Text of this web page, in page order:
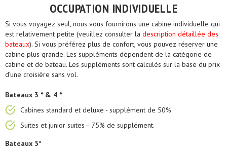
OCCUPATION INDIVIDUELLE
Si vous voyagez seul, nous vous fournirons une cabine individuelle qui
est relativement petite (veuillez consulter la description détaillée des
bateaux). Si vous préférez plus de confort, vous pouvez réserver une
cabine plus grande. Les suppléments dépendent de la catégorie de
cabine et de bateau. Les suppléments sont calculés sur la base du prix
d’une croisière sans vol.
Bateaux 3 * & 4 *
Cabines standard et deluxe - supplément de 50%.
Suites et junior suites– 75% de supplément.
Bateaux 5*